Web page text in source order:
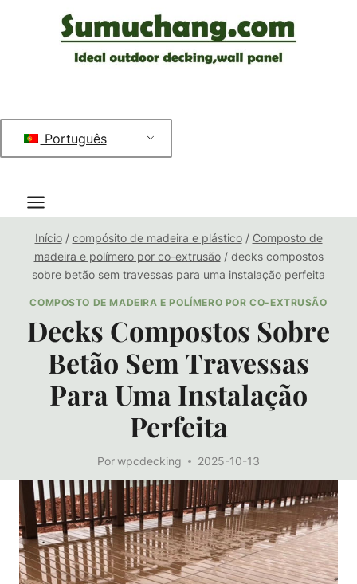
Português
Início / compósito de madeira e plástico / Composto de
madeira e polímero por co-extrusão / decks compostos
sobre betão sem travessas para uma instalação perfeita
COMPOSTO DE MADEIRA E POLÍMERO POR CO-EXTRUSÃO
Decks Compostos Sobre
Betão Sem Travessas
Para Uma Instalação
Perfeita
Porwpcdecking 2025-10-13